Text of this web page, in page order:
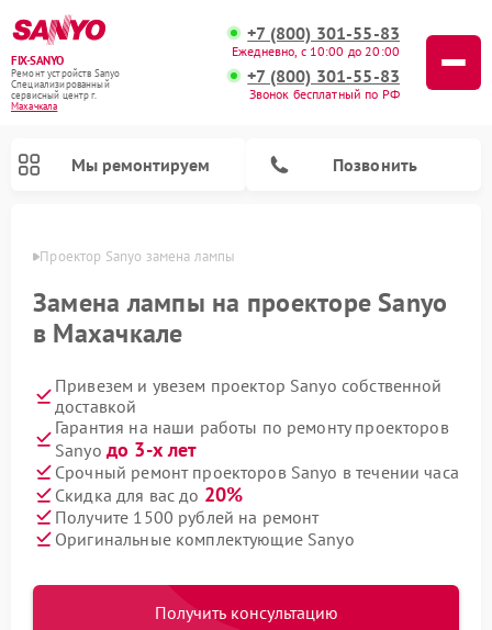
FIX-SANYO
Ремонт устройств Sanyo
Специализированный
cервисный центр г.
Махачкала
+7 (800) 301-55-83
Ежедневно, с 10:00 до 20:00
+7 (800) 301-55-83
Звонок бесплатный по РФ
Мы ремонтируем Позвонить
Проектор Sanyo замена лампы
Замена лампы на проекторе Sanyo
в Махачкале
Привезем и увезем проектор Sanyo собственной
доставкой
Гарантия на наши работы по ремонту проекторов
Sanyo до 3-х лет
Срочный ремонт проекторов Sanyo в течении часа
Скидка для вас до 20%
Получите 1500 рублей на ремонт
Оригинальные комплектующие Sanyo
Получить консультацию